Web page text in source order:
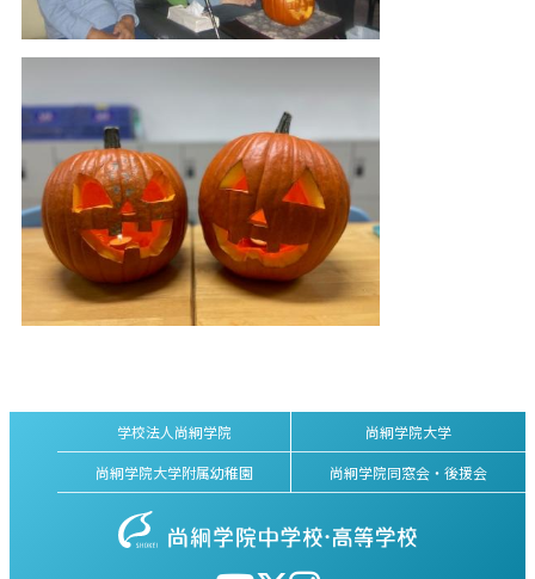
学校法人尚絅学院
尚絅学院大学
尚絅学院大学附属幼稚園
尚絅学院同窓会・後援会